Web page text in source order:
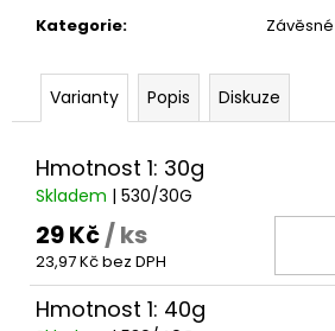
Kategorie: Závěsné
Varianty Popis Diskuze
Hmotnost 1: 30g
Skladem | 530/30G
29 Kč/ ks
23,97 Kč bez DPH
Hmotnost 1: 40g
e
m
KAPKA
PRO